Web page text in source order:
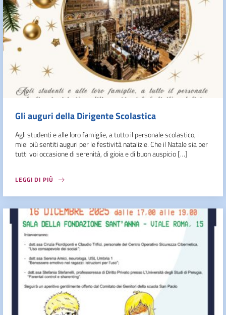
Gli auguri della Dirigente Scolastica
Agli studenti e alle loro famiglie, a tutto il personale scolastico, i
miei più sentiti auguri per le festività natalizie. Che il Natale sia per
tutti voi occasione di serenità, di gioia e di buon auspicio […]
LEGGI DI PIÙ